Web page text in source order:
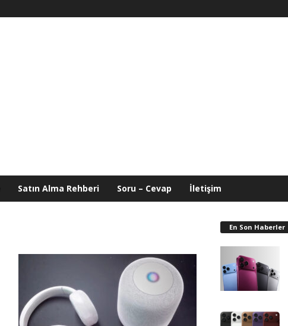
Satın Alma Rehberi Soru – Cevap İletişim
En Son Haberler